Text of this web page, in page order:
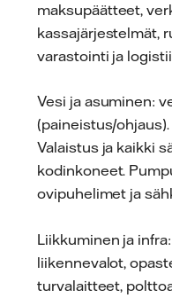
maksupäätteet,
kassajärjestelmät,
varastointi ja
Vesi ja asuminen:
(paineistus/
Valaistus ja kaikki
kodinkoneet.
ovipuhelimet ja
Liikkuminen ja
liikennevalot,
turvalaitteet,